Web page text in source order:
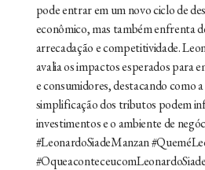
pode entrar em um novo ciclo de
econômico, mas também enfrenta
arrecadação e competitividade.
avalia os impactos esperados para
e consumidores, destacando como
simplificação dos tributos podem
investimentos e o ambiente de
#LeonardoSiadeManzan